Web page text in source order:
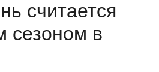
считается
сезоном в